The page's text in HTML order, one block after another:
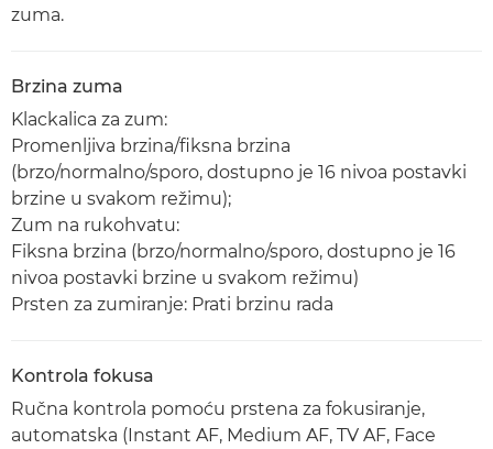
zuma.
Brzina zuma
Klackalica za zum:
Promenljiva brzina/fiksna brzina
(brzo/normalno/sporo, dostupno je 16 nivoa postavki
brzine u svakom režimu);
Zum na rukohvatu:
Fiksna brzina (brzo/normalno/sporo, dostupno je 16
nivoa postavki brzine u svakom režimu)
Prsten za zumiranje: Prati brzinu rada
Kontrola fokusa
Ručna kontrola pomoću prstena za fokusiranje,
automatska (Instant AF, Medium AF, TV AF, Face